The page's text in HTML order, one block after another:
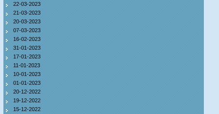
22-03-2023
21-03-2023
20-03-2023
07-03-2023
16-02-2023
31-01-2023
17-01-2023
11-01-2023
10-01-2023
01-01-2023
20-12-2022
19-12-2022
15-12-2022